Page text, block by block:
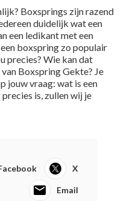
Boxsprings zijn razend
duidelijk wat een
een ledikant met een
boxspring zo populair
precies? Wie kan dat
Boxspring Gekte? Je
jouw vraag: wat is een
is, zullen wij je
X
Email